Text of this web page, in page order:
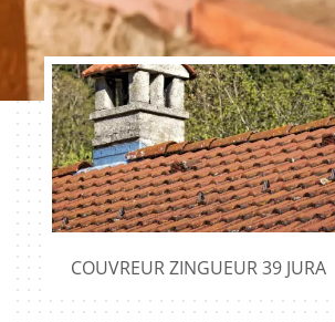
COUVREUR ZINGUEUR 39 JURA